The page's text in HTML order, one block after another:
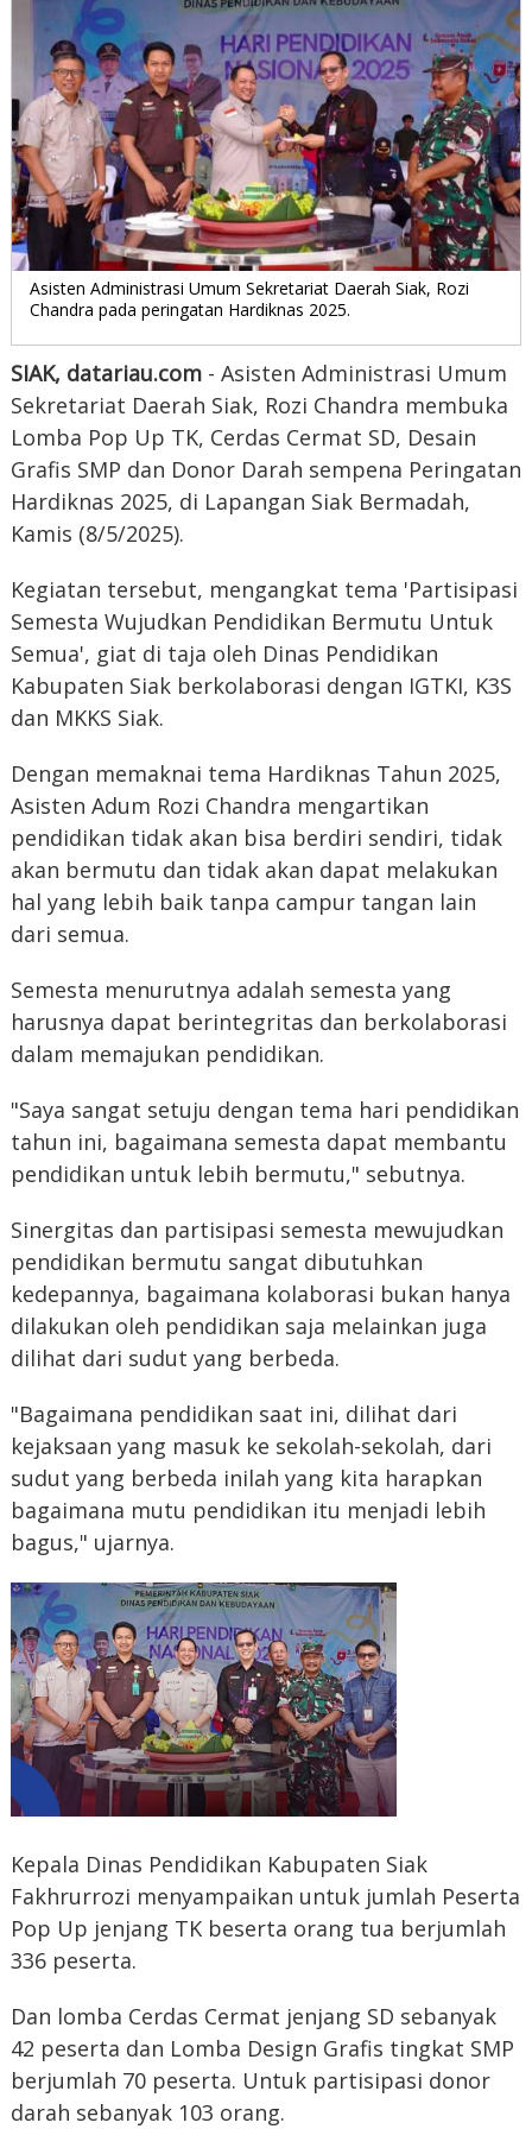
Asisten Administrasi Umum Sekretariat Daerah Siak, Rozi
Chandra pada peringatan Hardiknas 2025.
SIAK, datariau.com- Asisten Administrasi Umum
Sekretariat Daerah Siak, Rozi Chandra membuka
Lomba Pop Up TK, Cerdas Cermat SD, Desain
Grafis SMP dan Donor Darah sempena Peringatan
Hardiknas 2025, di Lapangan Siak Bermadah,
Kamis (8/5/2025).
Kegiatan tersebut, mengangkat tema 'Partisipasi
Semesta Wujudkan Pendidikan Bermutu Untuk
Semua', giat di taja oleh Dinas Pendidikan
Kabupaten Siak berkolaborasi dengan IGTKI, K3S
dan MKKS Siak.
Dengan memaknai tema Hardiknas Tahun 2025,
Asisten Adum Rozi Chandra mengartikan
pendidikan tidak akan bisa berdiri sendiri, tidak
akan bermutu dan tidak akan dapat melakukan
hal yang lebih baik tanpa campur tangan lain
dari semua.
Semesta menurutnya adalah semesta yang
harusnya dapat berintegritas dan berkolaborasi
dalam memajukan pendidikan.
"Saya sangat setuju dengan tema hari pendidikan
tahun ini, bagaimana semesta dapat membantu
pendidikan untuk lebih bermutu," sebutnya.
Sinergitas dan partisipasi semesta mewujudkan
pendidikan bermutu sangat dibutuhkan
kedepannya, bagaimana kolaborasi bukan hanya
dilakukan oleh pendidikan saja melainkan juga
dilihat dari sudut yang berbeda.
"Bagaimana pendidikan saat ini, dilihat dari
kejaksaan yang masuk ke sekolah-sekolah, dari
sudut yang berbeda inilah yang kita harapkan
bagaimana mutu pendidikan itu menjadi lebih
bagus," ujarnya.
Kepala Dinas Pendidikan Kabupaten Siak
Fakhrurrozi menyampaikan untuk jumlah Peserta
Pop Up jenjang TK beserta orang tua berjumlah
336 peserta.
Dan lomba Cerdas Cermat jenjang SD sebanyak
42 peserta dan Lomba Design Grafis tingkat SMP
berjumlah 70 peserta. Untuk partisipasi donor
darah sebanyak 103 orang.